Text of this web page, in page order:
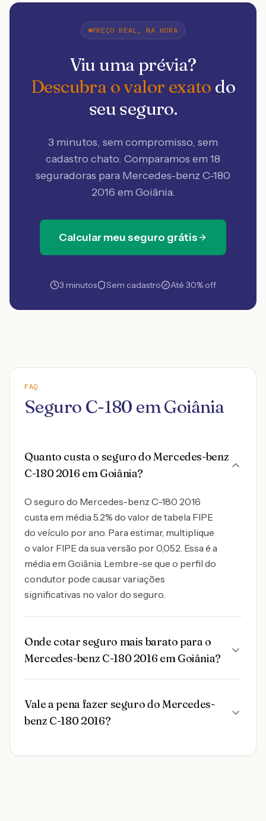
PREÇO REAL, NA HORA
Viu uma prévia?
Descubra o valor exato do
seu seguro.
3 minutos, sem compromisso, sem
cadastro chato. Comparamos em 18
seguradoras para Mercedes-benz C-180
2016 em Goiânia.
Calcular meu seguro grátis
3 minutos Sem cadastro Até 30% off
FAQ
Seguro C-180 em Goiânia
Quanto custa o seguro do Mercedes-benz
C-180 2016 em Goiânia?
O seguro do Mercedes-benz C-180 2016
custa em média 5.2% do valor de tabela FIPE
do veículo por ano. Para estimar, multiplique
o valor FIPE da sua versão por 0,052. Essa é a
média em Goiânia. Lembre-se que o perfil do
condutor pode causar variações
significativas no valor do seguro.
Onde cotar seguro mais barato para o
Mercedes-benz C-180 2016 em Goiânia?
Vale a pena fazer seguro do Mercedes-
benz C-180 2016?